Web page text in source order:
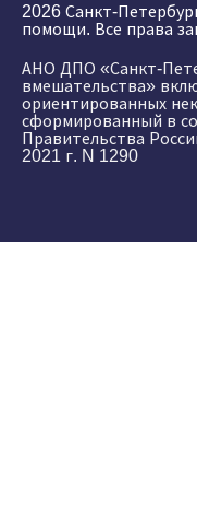
2026 Санкт-
помощи. Все права
АНО ДПО «Санкт-
вмешательства»
ориентированных
сформированный в
Правительства
2021 г. N 1290